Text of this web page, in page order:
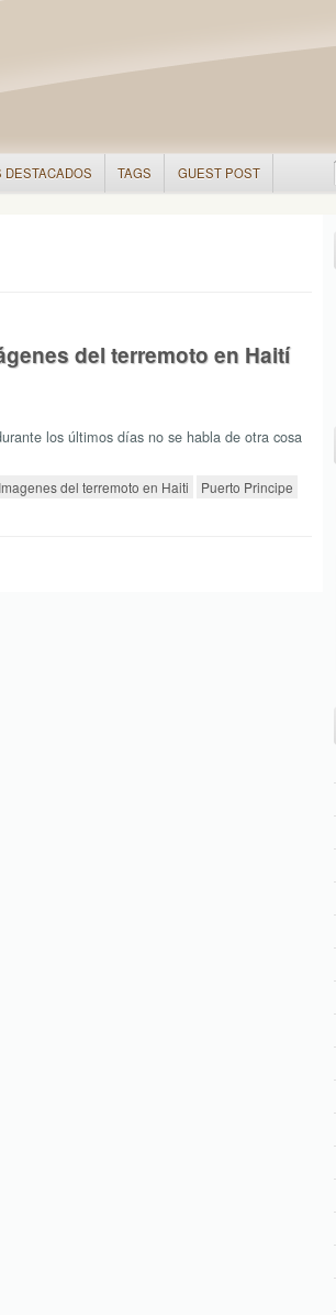
DESTACADOS TAGS GUEST POST
del terremoto en Haití
los últimos días no se habla de otra cosa
Imagenes del terremoto en Haiti
Puerto Principe